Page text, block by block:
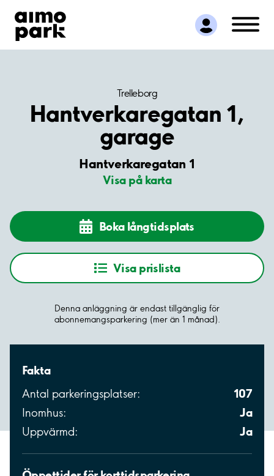
Hitta parkering
Samarbete
Kundservice
Trelleborg
Hantverkaregatan 1,
garage
Hantverkaregatan 1
Visa på karta
Boka långtidsplats
Visa prislista
Denna anläggning är endast tillgänglig för
abonnemangsparkering (mer än 1 månad).
Fakta
Antal parkeringsplatser: 107
Inomhus: Ja
Uppvärmd: Ja